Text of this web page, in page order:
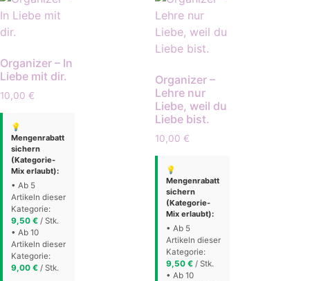
Organizer – In
Liebe mit dir.
10,00 €
💡
Mengenrabatt
sichern
(Kategorie-
Mix erlaubt):
• Ab 5
Artikeln dieser
Kategorie:
9,50 € / Stk.
• Ab 10
Artikeln dieser
Kategorie:
9,00 € / Stk.
Organizer –
Lehre nur
Liebe, weil du
Liebe bist.
10,00 €
💡
Mengenrabatt
sichern
(Kategorie-
Mix erlaubt):
• Ab 5
Artikeln dieser
Kategorie:
9,50 € / Stk.
• Ab 10